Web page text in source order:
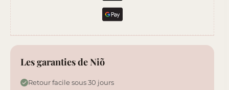
Les garanties de Niõ
Retour facile sous 30 jours